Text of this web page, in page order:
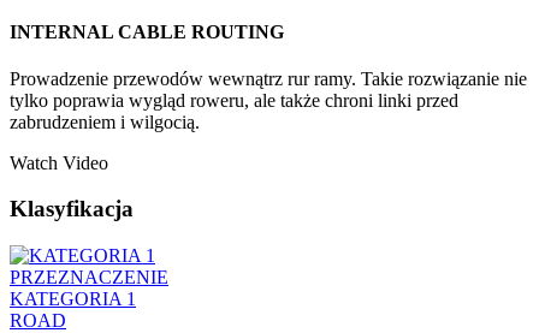
INTERNAL CABLE ROUTING
Prowadzenie przewodów wewnątrz rur ramy. Takie rozwiązanie nie
tylko poprawia wygląd roweru, ale także chroni linki przed
zabrudzeniem i wilgocią.
Watch Video
Klasyfikacja
PRZEZNACZENIE
KATEGORIA 1
ROAD